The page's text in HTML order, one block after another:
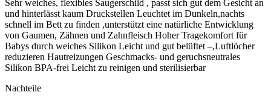
Sehr weiches, flexibles Saugerschild , passt sich gut dem Gesicht an
und hinterlässt kaum Druckstellen Leuchtet im Dunkeln,nachts
schnell im Bett zu finden ,unterstützt eine natürliche Entwicklung
von Gaumen, Zähnen und Zahnfleisch Hoher Tragekomfort für
Babys durch weiches Silikon Leicht und gut belüftet –,Luftlöcher
reduzieren Hautreizungen Geschmacks- und geruchsneutrales
Silikon BPA-frei Leicht zu reinigen und sterilisierbar
Nachteile